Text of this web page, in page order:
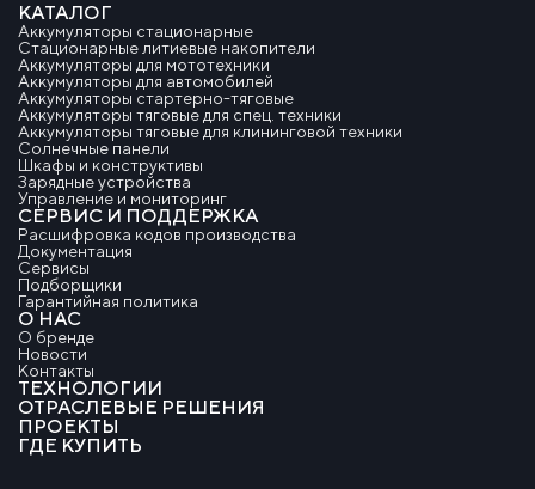
КАТАЛОГ
Аккумуляторы стационарные
Стационарные литиевые накопители
Аккумуляторы для мототехники
Аккумуляторы для автомобилей
Аккумуляторы стартерно-тяговые
Аккумуляторы тяговые для спец. техники
Аккумуляторы тяговые для клининговой техники
Солнечные панели
Шкафы и конструктивы
Зарядные устройства
Управление и мониторинг
СЕРВИС И ПОДДЕРЖКА
Расшифровка кодов производства
Документация
Сервисы
Подборщики
Гарантийная политика
О НАС
О бренде
Новости
Контакты
ТЕХНОЛОГИИ
ОТРАСЛЕВЫЕ РЕШЕНИЯ
ПРОЕКТЫ
ГДЕ КУПИТЬ